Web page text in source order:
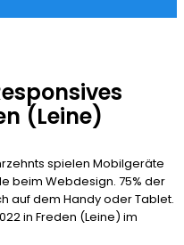
(Leine)
spielen Mobilgeräte
beim Webdesign. 75% der
auf dem Handy oder Tablet.
in Freden (Leine) im